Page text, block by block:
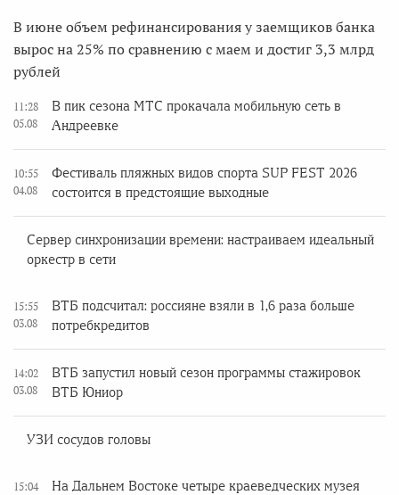
В июне объем рефинансирования у заемщиков банка
вырос на 25% по сравнению с маем и достиг 3,3 млрд
рублей
11:28
05.08
В пик сезона МТС прокачала мобильную сеть в
Андреевке
10:55
04.08
Фестиваль пляжных видов спорта SUP FEST 2026
состоится в предстоящие выходные
Сервер синхронизации времени: настраиваем идеальный
оркестр в сети
15:55
03.08
ВТБ подсчитал: россияне взяли в 1,6 раза больше
потребкредитов
14:02
03.08
ВТБ запустил новый сезон программы стажировок
ВТБ Юниор
УЗИ сосудов головы
15:04
На Дальнем Востоке четыре краеведческих музея